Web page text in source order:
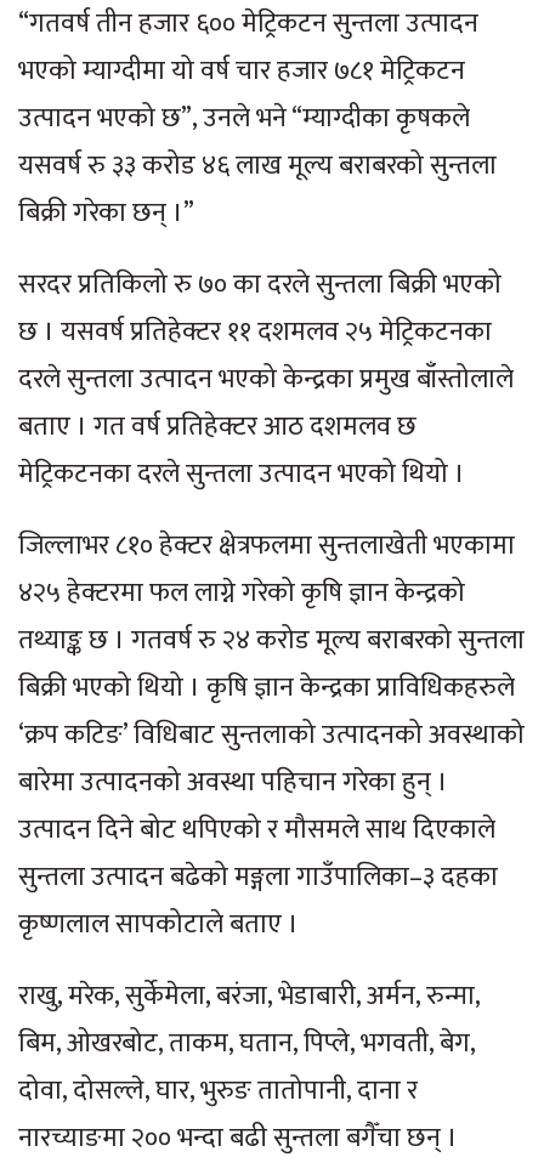
“गतवर्ष तीन हजार ६०० मेट्रिकटन सुन्तला उत्पादन
भएको म्याग्दीमा यो वर्ष चार हजार ७८१ मेट्रिकटन
उत्पादन भएको छ”, उनले भने “म्याग्दीका कृषकले
यसवर्ष रु ३३ करोड ४६ लाख मूल्य बराबरको सुन्तला
बिक्री गरेका छन् ।”
सरदर प्रतिकिलो रु ७० का दरले सुन्तला बिक्री भएको
छ । यसवर्ष प्रतिहेक्टर ११ दशमलव २५ मेट्रिकटनका
दरले सुन्तला उत्पादन भएको केन्द्रका प्रमुख बाँस्तोलाले
बताए । गत वर्ष प्रतिहेक्टर आठ दशमलव छ
मेट्रिकटनका दरले सुन्तला उत्पादन भएको थियो ।
जिल्लाभर ८१० हेक्टर क्षेत्रफलमा सुन्तलाखेती भएकामा
४२५ हेक्टरमा फल लाग्ने गरेको कृषि ज्ञान केन्द्रको
तथ्याङ्क छ । गतवर्ष रु २४ करोड मूल्य बराबरको सुन्तला
बिक्री भएको थियो । कृषि ज्ञान केन्द्रका प्राविधिकहरुले
‘क्रप कटिङ’ विधिबाट सुन्तलाको उत्पादनको अवस्थाको
बारेमा उत्पादनको अवस्था पहिचान गरेका हुन् ।
उत्पादन दिने बोट थपिएको र मौसमले साथ दिएकाले
सुन्तला उत्पादन बढेको मङ्गला गाउँपालिका–३ दहका
कृष्णलाल सापकोटाले बताए ।
राखु, मरेक, सुर्केमेला, बरंजा, भेडाबारी, अर्मन, रुन्मा,
बिम, ओखरबोट, ताकम, घतान, पिप्ले, भगवती, बेग,
दोवा, दोसल्ले, घार, भुरुङ तातोपानी, दाना र
नारच्याङमा २०० भन्दा बढी सुन्तला बगैँचा छन् ।